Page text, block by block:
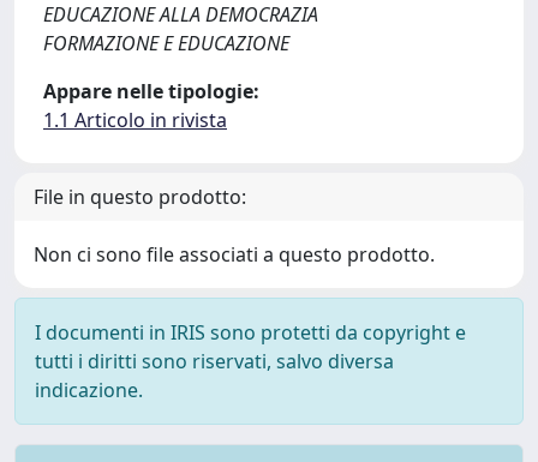
EDUCAZIONE ALLA DEMOCRAZIA
FORMAZIONE E EDUCAZIONE
Appare nelle tipologie:
1.1 Articolo in rivista
File in questo prodotto:
Non ci sono file associati a questo prodotto.
I documenti in IRIS sono protetti da copyright e
tutti i diritti sono riservati, salvo diversa
indicazione.